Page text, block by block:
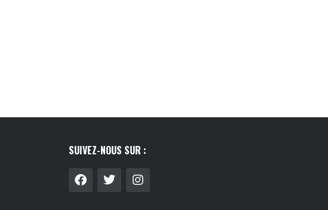
SUIVEZ-NOUS SUR :